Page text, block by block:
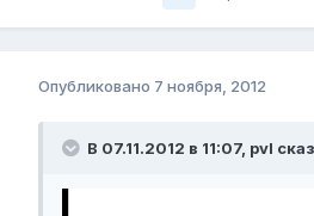
Опубликовано 7 ноября, 2012
В 07.11.2012 в 11:07, pvl